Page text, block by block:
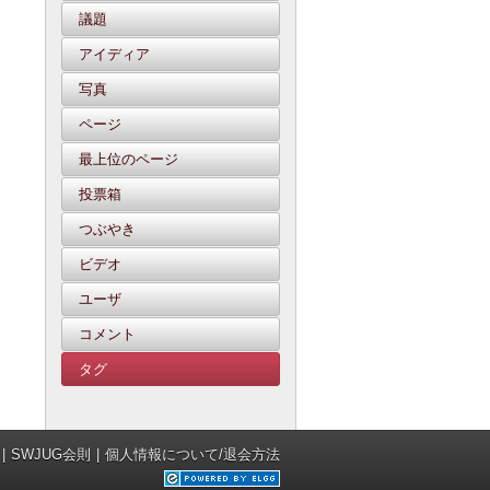
議題
アイディア
写真
ページ
最上位のページ
投票箱
つぶやき
ビデオ
ユーザ
コメント
タグ
SWJUG会則 個人情報について/退会方法